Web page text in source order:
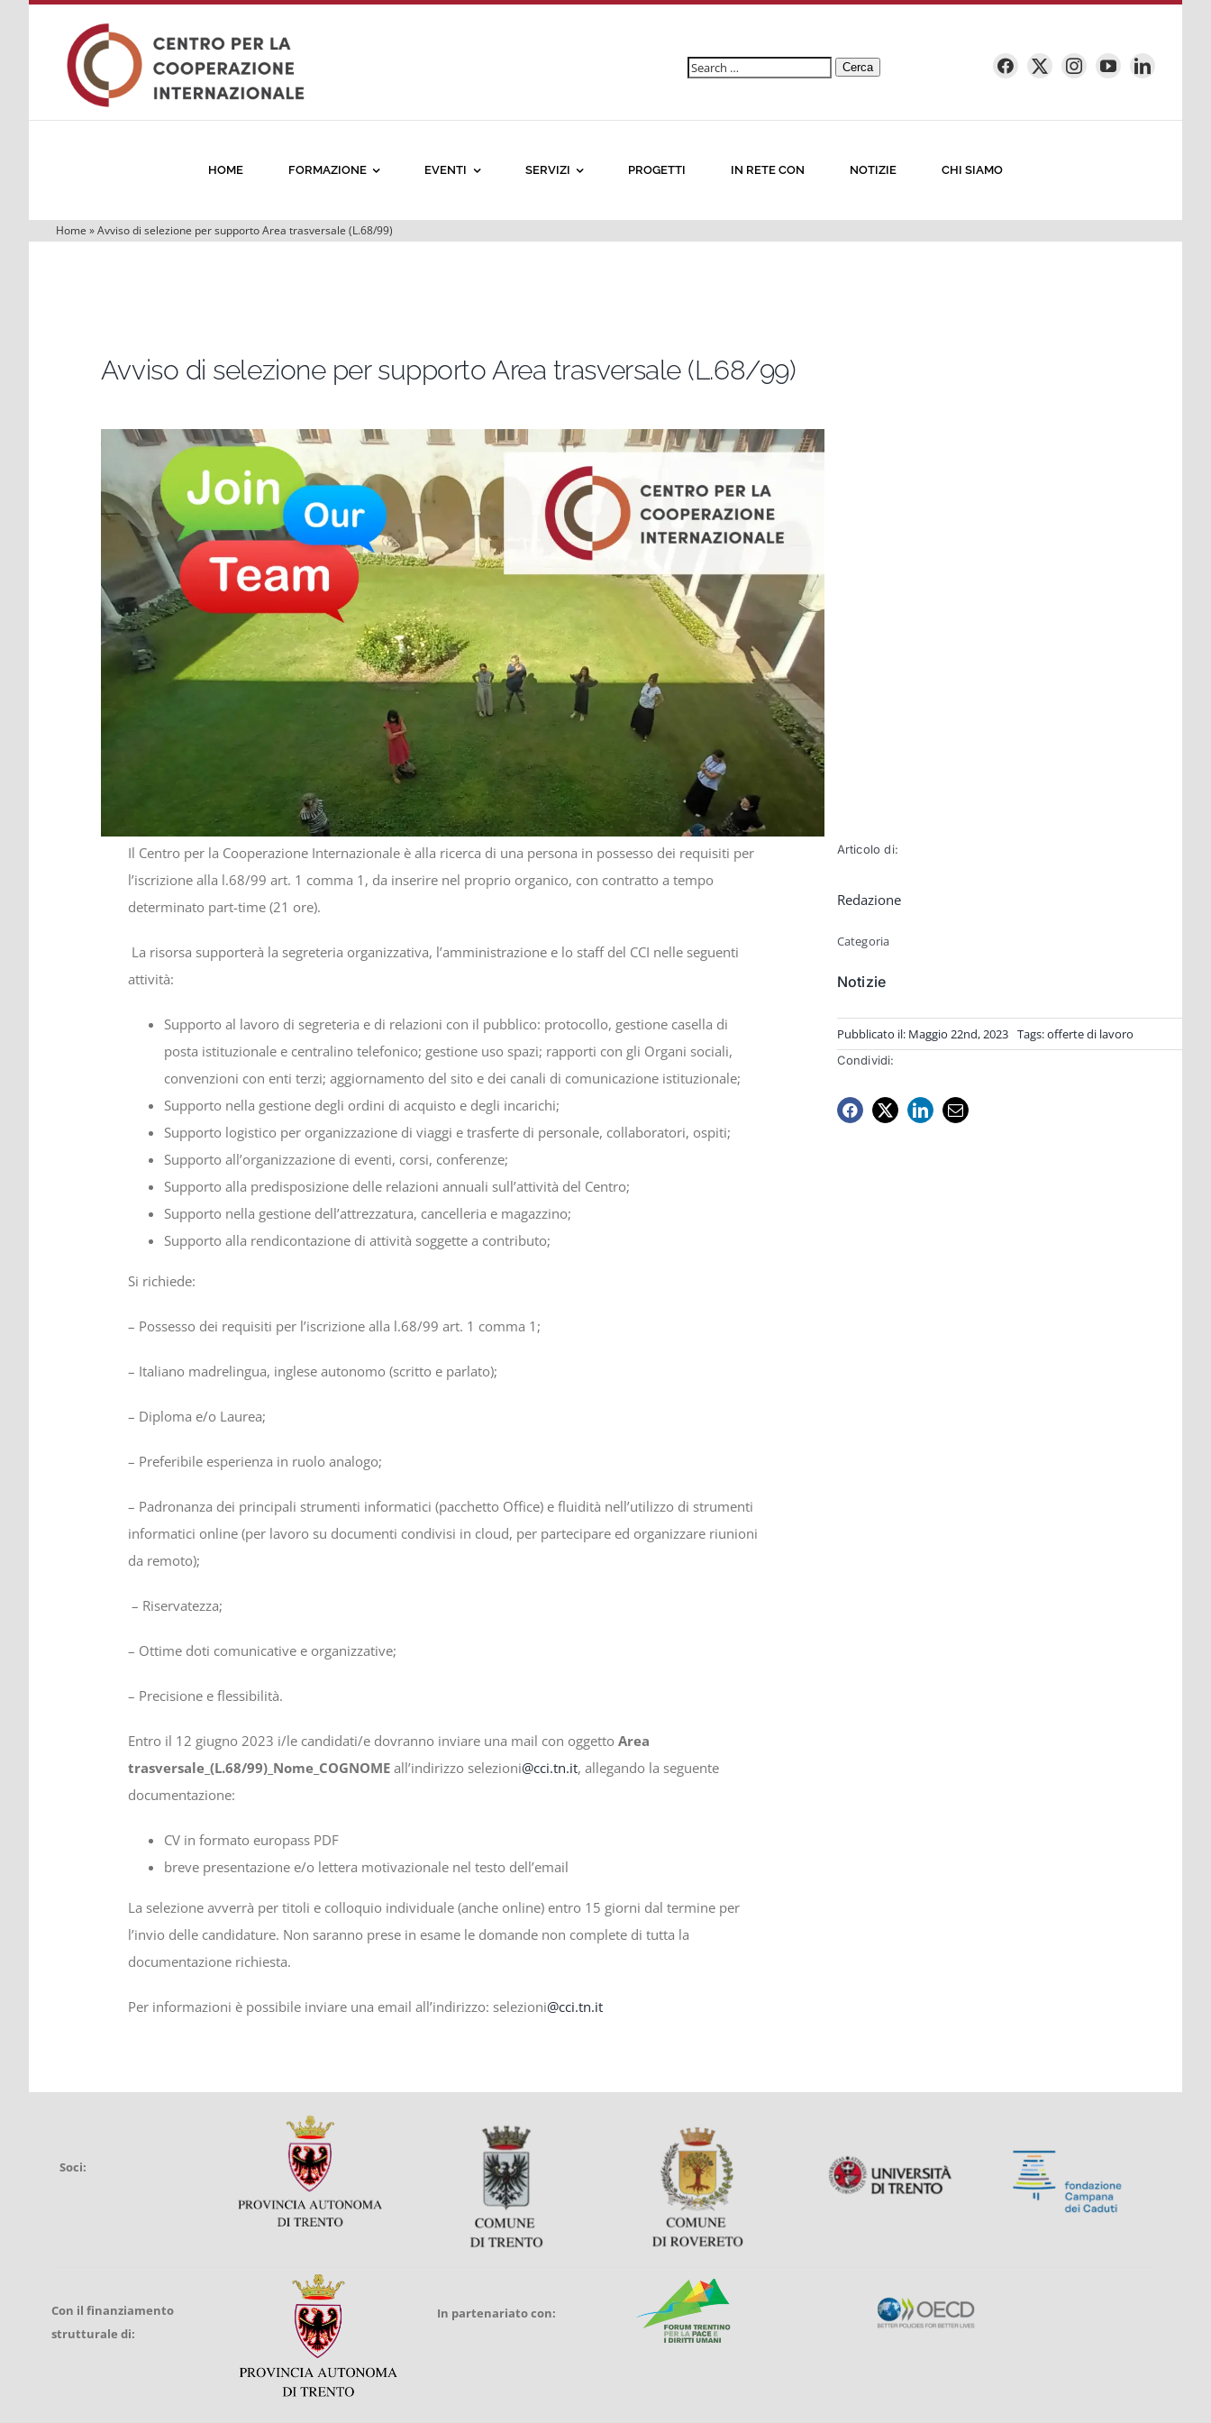
Ricerca
Cerca
HOME FORMAZIONE EVENTI SERVIZI PROGETTI IN RETE CON NOTIZIE CHI SIAMO
Home »Avviso di selezione per supporto Area trasversale (L.68/99)
Avviso di selezione per supporto Area trasversale (L.68/99)
Il Centro per la Cooperazione Internazionale è alla ricerca di una persona in possesso dei requisiti per
l’iscrizione alla l.68/99 art. 1 comma 1, da inserire nel proprio organico, con contratto a tempo
determinato part-time (21 ore).
La risorsa supporterà la segreteria organizzativa, l’amministrazione e lo staff del CCI nelle seguenti
attività:
Supporto al lavoro di segreteria e di relazioni con il pubblico: protocollo, gestione casella di
posta istituzionale e centralino telefonico; gestione uso spazi; rapporti con gli Organi sociali,
convenzioni con enti terzi; aggiornamento del sito e dei canali di comunicazione istituzionale;
Supporto nella gestione degli ordini di acquisto e degli incarichi;
Supporto logistico per organizzazione di viaggi e trasferte di personale, collaboratori, ospiti;
Supporto all’organizzazione di eventi, corsi, conferenze;
Supporto alla predisposizione delle relazioni annuali sull’attività del Centro;
Supporto nella gestione dell’attrezzatura, cancelleria e magazzino;
Supporto alla rendicontazione di attività soggette a contributo;
Si richiede:
– Possesso dei requisiti per l’iscrizione alla l.68/99 art. 1 comma 1;
– Italiano madrelingua, inglese autonomo (scritto e parlato);
– Diploma e/o Laurea;
– Preferibile esperienza in ruolo analogo;
– Padronanza dei principali strumenti informatici (pacchetto Office) e fluidità nell’utilizzo di strumenti
informatici online (per lavoro su documenti condivisi in cloud, per partecipare ed organizzare riunioni
da remoto);
– Riservatezza;
– Ottime doti comunicative e organizzative;
– Precisione e flessibilità.
Entro il 12 giugno 2023 i/le candidati/e dovranno inviare una mail con oggetto Area
trasversale_ (L.68/99)_ Nome_COGNOMEall’indirizzo selezioni@cci.tn.it, allegando la seguente
documentazione:
CV in formato europass PDF
breve presentazione e/o lettera motivazionale nel testo dell’email
La selezione avverrà per titoli e colloquio individuale (anche online) entro 15 giorni dal termine per
l’invio delle candidature. Non saranno prese in esame le domande non complete di tutta la
documentazione richiesta.
Per informazioni è possibile inviare una email all’indirizzo: selezioni@cci.tn.it
Articolo di:
Redazione
Categoria
Notizie
Pubblicato il: Maggio 22nd, 2023 Tags:offerte di lavoro
Condividi:
Soci:
Con il finanziamento
strutturale di:
In partenariato con: